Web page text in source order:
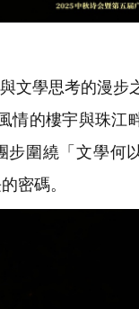
文學思考的漫步
情的樓宇與珠江
圍繞「文學何
密碼。